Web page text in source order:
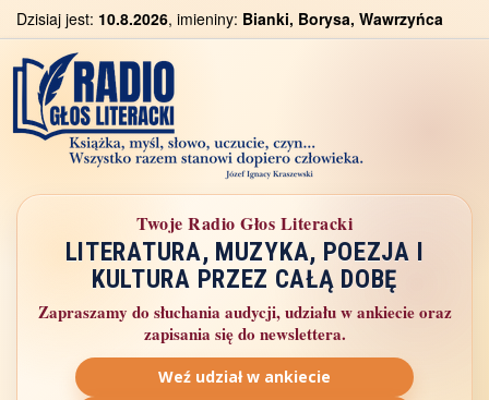
Dzisiaj jest: 10.8.2026, imieniny: Bianki, Borysa, Wawrzyńca
Twoje Radio Głos Literacki
LITERATURA, MUZYKA, POEZJA I
KULTURA PRZEZ CAŁĄ DOBĘ
Zapraszamy do słuchania audycji, udziału w ankiecie oraz
zapisania się do newslettera.
Weź udział w ankiecie